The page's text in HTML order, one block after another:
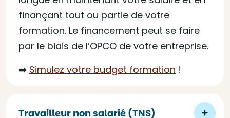
finançant tout ou partie de votre
formation. Le financement peut se faire
par le biais de l’OPCO de votre entreprise.
➡️ Simulez votre budget formation !
Travailleur non salarié (TNS)